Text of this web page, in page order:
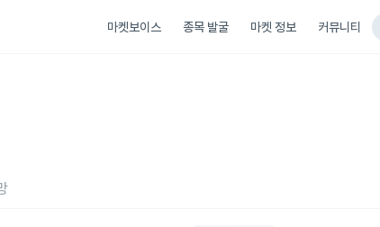
마켓보이스 종목 발굴 마켓 정보 커뮤니티